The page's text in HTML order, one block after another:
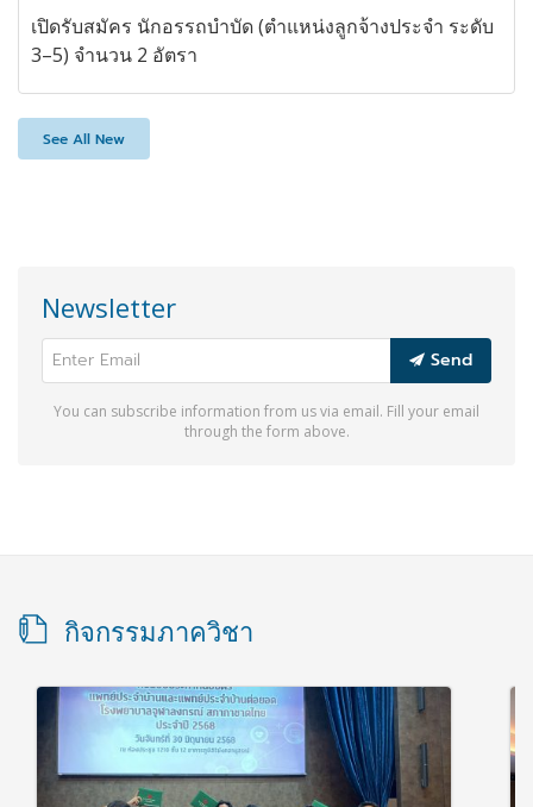
เปิดรับสมัคร นักอรรถบำบัด (ตำแหน่งลูกจ้างประจำ ระดับ
3–5) จำนวน 2 อัตรา
See All New
Newsletter
Send
You can subscribe information from us via email. Fill your email
through the form above.
กิจกรรมภาควิชา